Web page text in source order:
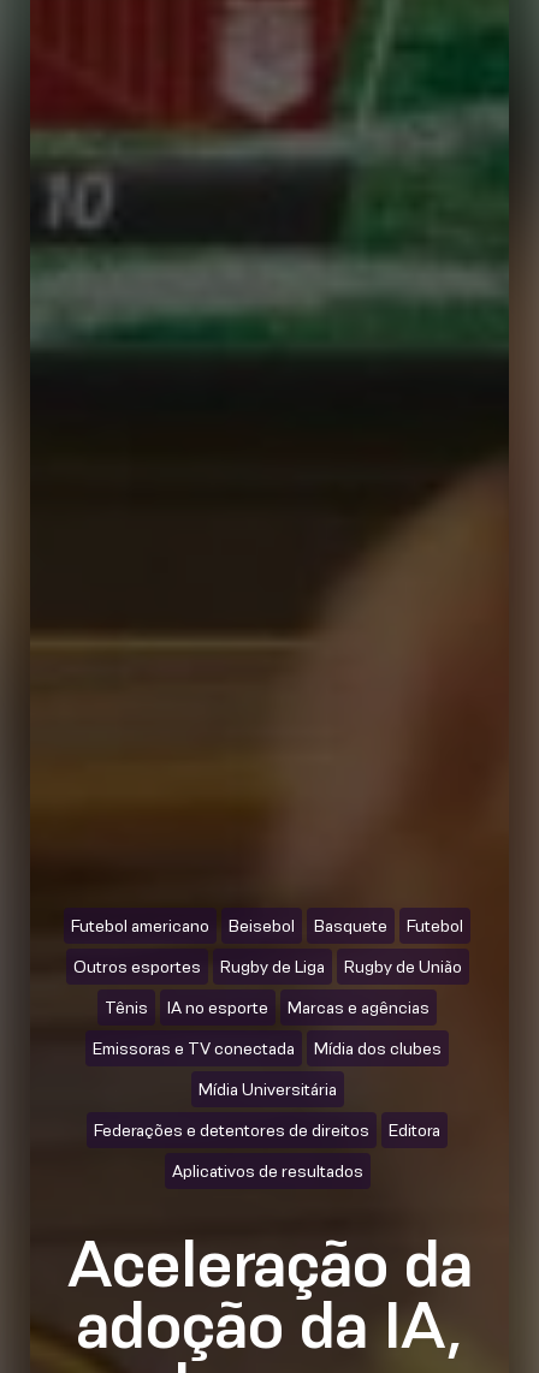
Futebol americano Beisebol Basquete Futebol
Outros esportes Rugby de Liga Rugby de União
Tênis IA no esporte Marcas e agências
Emissoras e TV conectada Mídia dos clubes
Mídia Universitária
Federações e detentores de direitos Editora
Aplicativos de resultados
Aceleração da
adoção da IA,